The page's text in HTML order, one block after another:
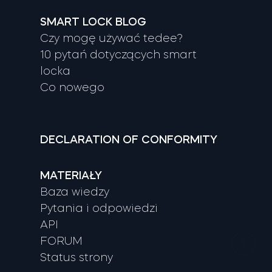
SMART LOCK BLOG
Czy mogę używać tedee?
10 pytań dotyczących smart
locka
Co nowego
DECLARATION OF CONFORMITY
MATERIAŁY
Baza wiedzy
Pytania i odpowiedzi
API
FORUM
Status strony